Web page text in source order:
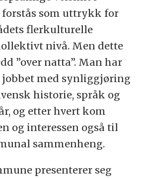
forstås som uttrykk for
flerkulturelle
nivå. Men dette
”over natta”. Man har
med synliggjøring
historie, språk og
og etter hvert kom
og interessen også til
sammenheng.
presenterer seg